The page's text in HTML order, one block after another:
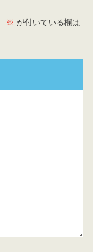
※ が付いている欄は